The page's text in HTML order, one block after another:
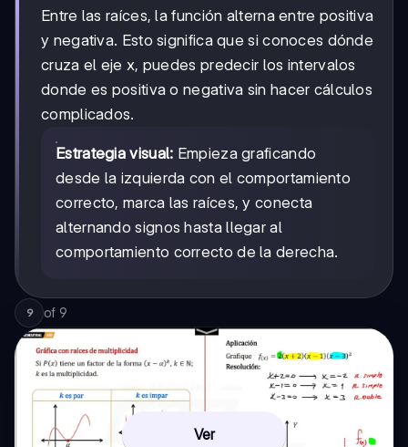
Entre las raíces, la función alterna entre positiva
y negativa. Esto significa que si conoces dónde
cruza el eje x, puedes predecir los intervalos
donde es positiva o negativa sin hacer cálculos
complicados.
Estrategia visual: Empieza graficando
desde la izquierda con el comportamiento
correcto, marca las raíces, y conecta
alternando signos hasta llegar al
comportamiento correcto de la derecha.
9 of 9
Ver